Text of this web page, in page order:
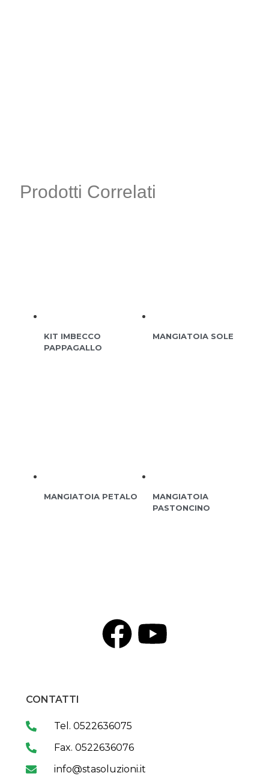
Prodotti Correlati
KIT IMBECCO
PAPPAGALLO
MANGIATOIA SOLE
MANGIATOIA PETALO
MANGIATOIA
PASTONCINO
CONTATTI
Tel. 0522636075
Fax. 0522636076
info@stasoluzioni.it